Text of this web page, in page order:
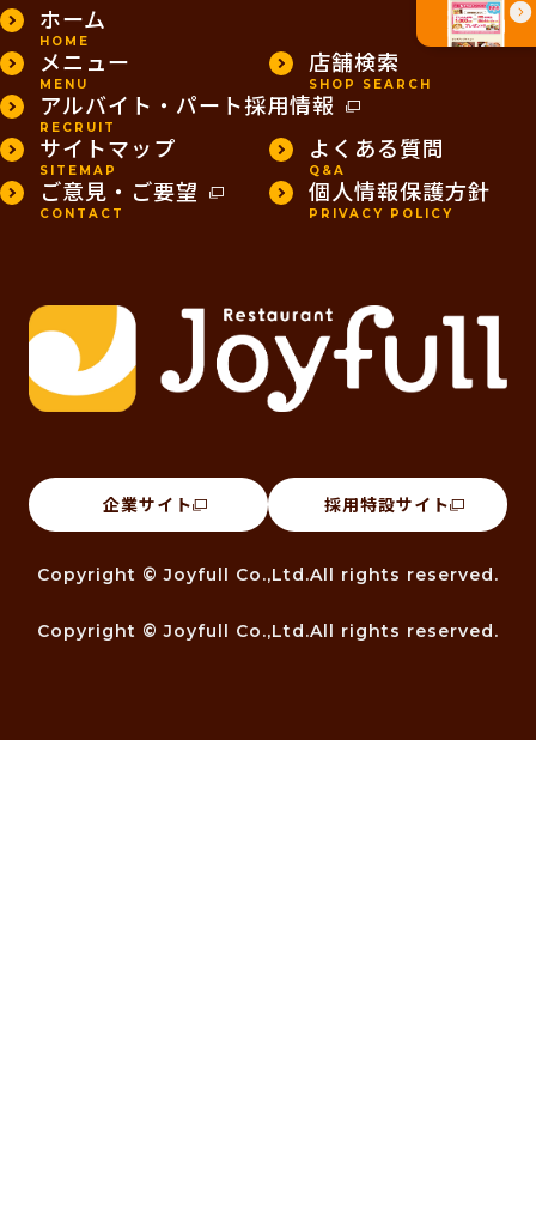
ホーム
HOME
メニュー
MENU
店舗検索
SHOP SEARCH
アルバイト・パート採用情報
RECRUIT
サイトマップ
SITEMAP
よくある質問
Q&A
ご意見・ご要望
CONTACT
個人情報保護方針
PRIVACY POLICY
企業サイト 採用特設サイト
Copyright © Joyfull Co.,Ltd.All rights reserved.
Copyright © Joyfull Co.,Ltd.All rights reserved.